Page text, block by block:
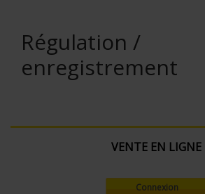
Régulation /
enregistrement
VENTE EN LIGNE
Connexion